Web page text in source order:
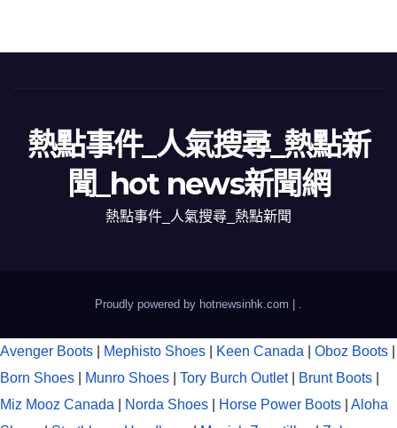
熱點事件_人氣搜尋_熱點新
聞_hot news新聞網
熱點事件_人氣搜尋_熱點新聞
Proudly powered by hotnewsinhk.com .
Avenger Boots Mephisto Shoes Keen Canada Oboz Boots
Born Shoes
Munro Shoes Tory Burch Outlet Brunt Boots
Miz Mooz Canada
Norda Shoes Horse Power Boots
Aloha